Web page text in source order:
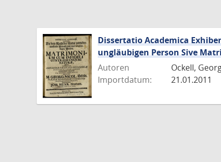
Dissertatio Academica
ungläubigen Person Sive
Autoren
Ockell,
Importdatum:
21.01.2011